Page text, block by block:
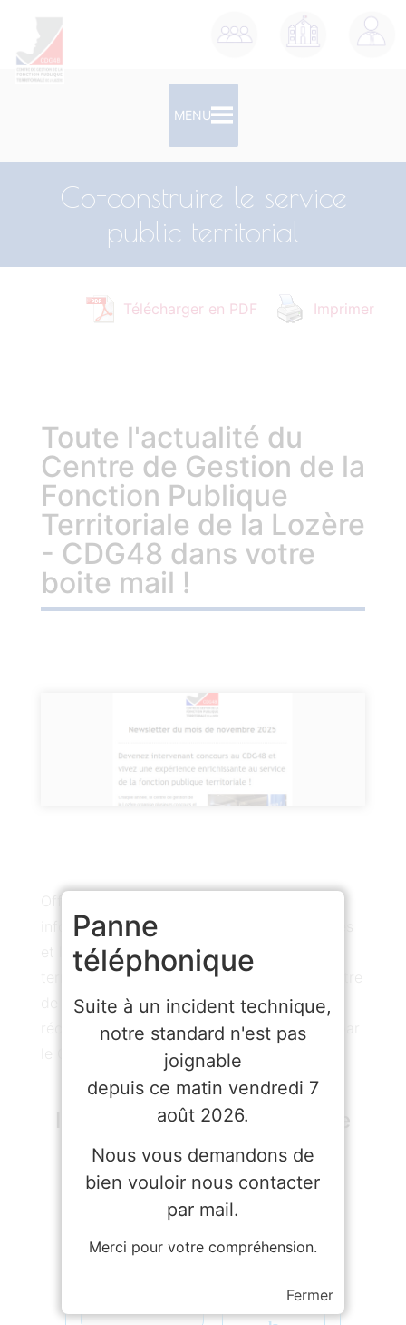
MENU
Co-construire le service
public territorial
Télécharger en PDF Imprimer
Toute l'actualité du
Centre de Gestion de la
Fonction Publique
Territoriale de la Lozère
- CDG48 dans votre
boite mail !
informations sur les évolutions réglementaires
et législatives de la fonction publique
territoriale, actualités et évènements au Centre
de gestion, recevez chaque mois le
récapitulatif de toute l’information diffusée par
le CDG48 dans votre boite mail !
Inscrivez-vous en utilisant le
formulaire sur notre site
internet :
dans votre boite mail
Fermer
Panne
téléphonique
Suite à un incident technique,
notre standard n'est pas
joignable
depuis ce matin vendredi 7
août 2026.
Nous vous demandons de
bien vouloir nous contacter
par mail.
Merci pour votre compréhension.